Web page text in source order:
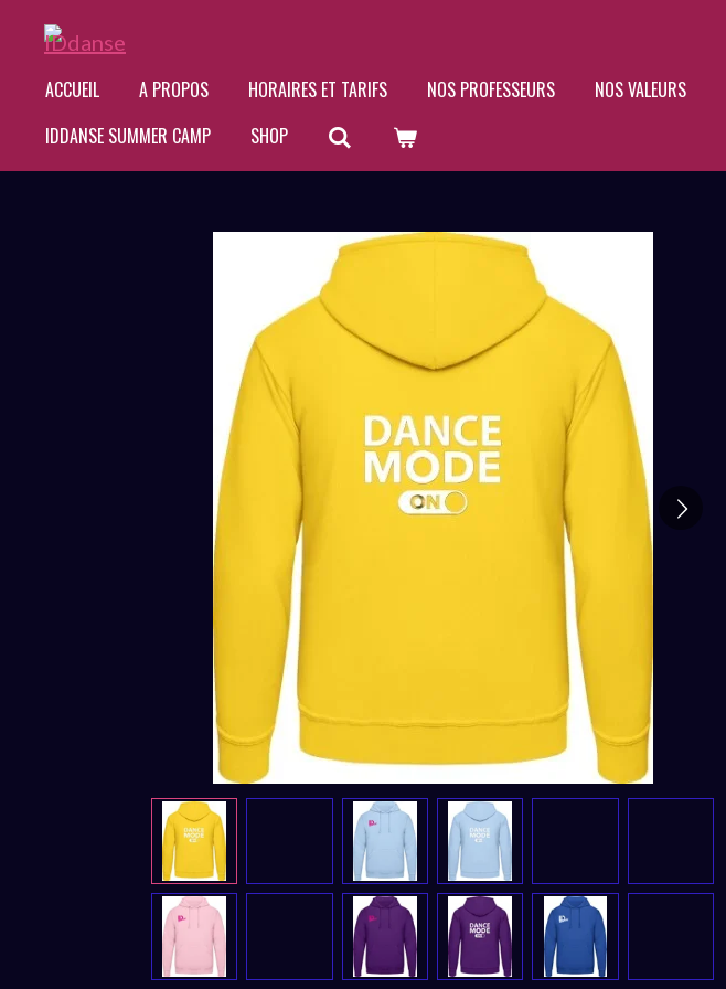
Passer
principal
ACCUEIL A PROPOS HORAIRES ET TARIFS NOS PROFESSEURS NOS VALEURS
IDDANSE SUMMER CAMP
SHOP